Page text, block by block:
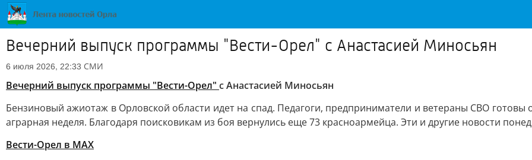
Вечерний выпуск программы "Вести-Орел" с Анастасией Миносьян
6 июля 2026, 22:33 СМИ
Вечерний выпуск программы "Вести-Орел" с Анастасией Миносьян
Бензиновый ажиотаж в Орловской области идет на спад. Педагоги, предприниматели и ветераны СВО готовы
аграрная неделя. Благодаря поисковикам из боя вернулись еще 73 красноармейца. Эти и другие новости
Вести-Орел в МАХ